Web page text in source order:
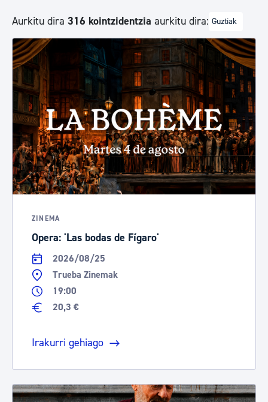
Aurkitu dira 316 kointzidentzia aurkitu dira: Guztiak
ZINEMA
Opera: 'Las bodas de Fígaro'
2026/08/25
Trueba Zinemak
19:00
20,3 €
Irakurri gehiago